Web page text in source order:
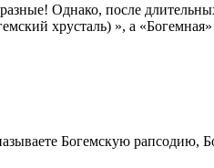
Однако, после
хрусталь) », а
Богемскую рапсодию,